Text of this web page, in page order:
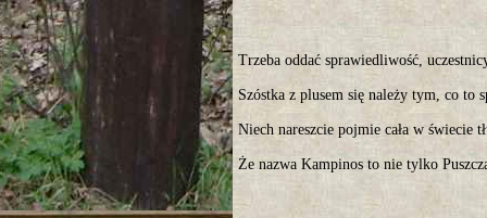
Trzeba oddać sprawiedliwość,
Szóstka z plusem się należy tym, co to
Niech nareszcie pojmie cała w świecie
Że nazwa Kampinos to nie tylko